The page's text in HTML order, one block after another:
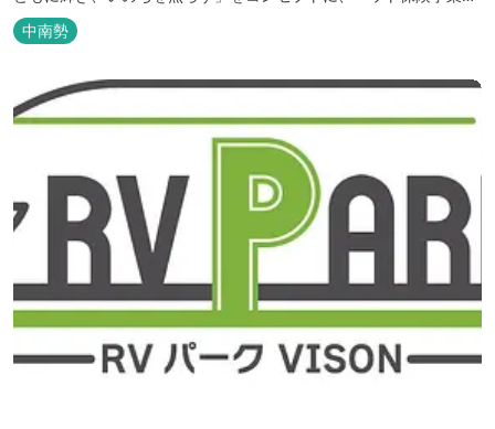
行うアニコムグループが運営します。また、本施設では、飼い主様
と一緒にVISONへ訪れたペットを一時的にお預かりするペットホテ
ルをご用意しているほか、広々...
中南勢